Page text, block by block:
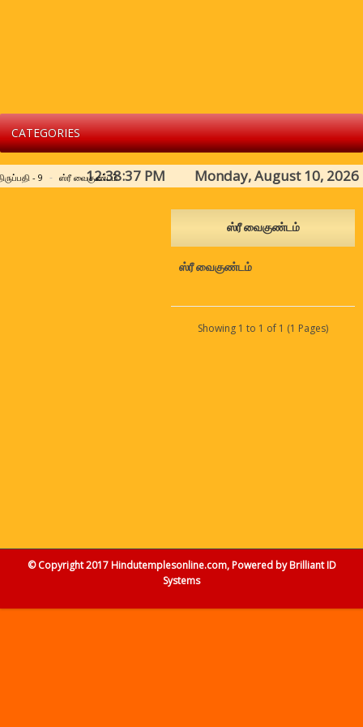
CATEGORIES
12:38:37 PM Monday, August 10, 2026
- 9 ஸ்ரீ வைகுண்டம்
ஸ்ரீ வைகுண்டம்
ஸ்ரீ வைகுண்டம்
Showing 1 to 1 of 1 (1 Pages)
© Copyright 2017 Hindutemplesonline.com, Powered byBrilliant ID
Systems